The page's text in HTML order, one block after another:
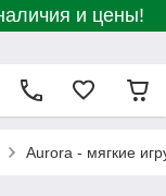
и цены!
Aurora - мягкие